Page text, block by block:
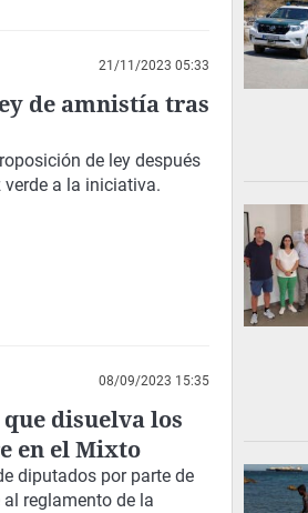
21/11/2023 05:33
de amnistía tras
de ley después
a la iniciativa.
08/09/2023 15:35
que disuelva los
en el Mixto
diputados por parte de
reglamento de la